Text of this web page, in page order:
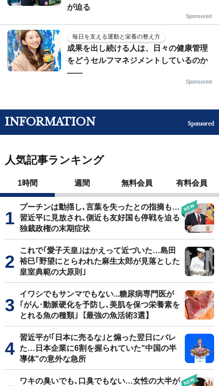
が迫る
Sponsored
毎日を支える運動と栄養の整え方
成果を出し続ける人は、日々の健康管理
をどうセルフマネジメントしているのか
——
Sponsored
INFORMATION Sponsored
人気記事ランキング
1時間 週間 無料会員 有料会員
プーチンは動揺し､言葉を失ったとの指摘も…
習近平に見放され､側近も友好国も停戦を迫る
独裁政権の末期症状
これで｢愛子天皇｣はかえって近づいた…島田
裕巳｢野望にとらわれた麻生太郎が見落とした
皇室典範の大原則｣
イワシでもサンマでもない...糖尿病専門医が
｢がん･動脈硬化を予防し､美肌を保つ栄養素を
とれる魚の種類｣【最強の魚活術3選】
習近平が｢日本に売るな｣と煽った翌日にバレ
た…日本企業に6割を握られていた"中国の半
導体"の意外な急所
ワキの臭いでも､口臭でもない…女性の大半が